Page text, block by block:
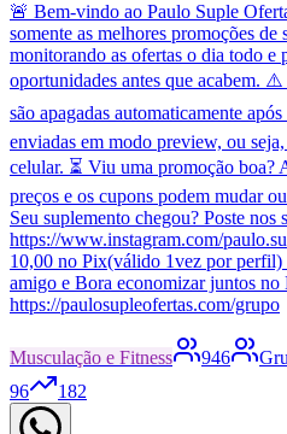
🚨 Bem-vindo ao Paulo Suple
somente as melhores promoções
monitorando as ofertas o dia todo e
oportunidades antes que acabem.
são apagadas automaticamente
enviadas em modo preview, ou
celular. ⏳ Viu uma promoção boa?
preços e os cupons podem mudar
Seu suplemento chegou? Poste nos
https://www.instagram.com/
10,00 no Pix(válido 1vez por
amigo e Bora economizar juntos
https://paulosupleofertas.com/grupo
Musculação e Fitness 946
96
182